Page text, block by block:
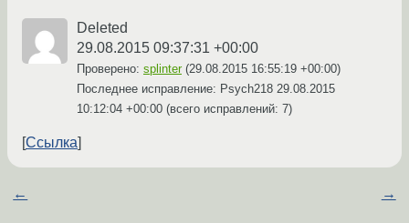
Deleted
29.08.2015 09:37:31 +00:00
Проверено: splinter(29.08.2015 16:55:19 +00:00)
Последнее исправление: Psych218 29.08.2015
10:12:04 +00:00 (всего исправлений: 7)
Ссылка
← →